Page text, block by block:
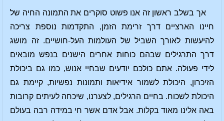
אך בשלב ראשון זה אנו פשוט סוקרים את התמונה החיה של
חיינו הארציים דרך זרימת הזמן, התקדמות נוספת צריכה
להיעשות לאורך השביל של העולמות העל-חושיים. זה מושג
דרך התרגילים שבהם כוחות אחרים הישנים בנפש מובאים
לידי פעולה. אתם כולכם יודעים שבחיי אנוש, כמו גם ביכולת
הזיכרון, היכולת לשמור אידיאות ותמונות נפשיות, קיימת גם
היכולת לשכוח. בחיים הרגילים, לצערנו, שיכחה לעיתים קרובות
באה אלינו מאוד בקלות. אבל אדם אשר חי במידה רבה בעולם